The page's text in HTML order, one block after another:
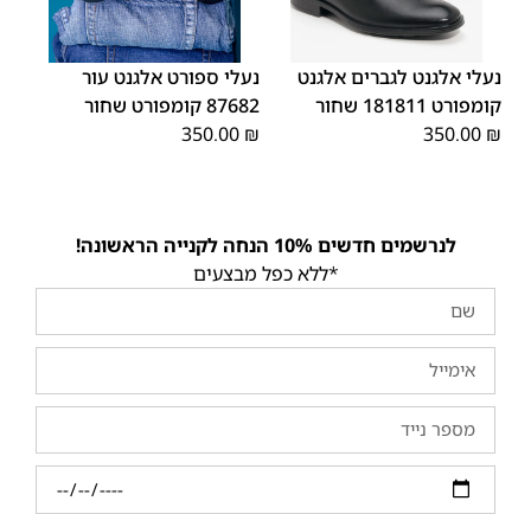
41
42
46
45
נעלי אלגנט לגברים אלגנט
קומפורט 181811 שחור
350.00 ₪
39
40
41
42
43
44
45
46
נעלי ספורט אלגנט עור
87682 קומפורט שחור
350.00 ₪
לנרשמים חדשים 10% הנחה לקנייה הראשונה!
*ללא כפל מבצעים